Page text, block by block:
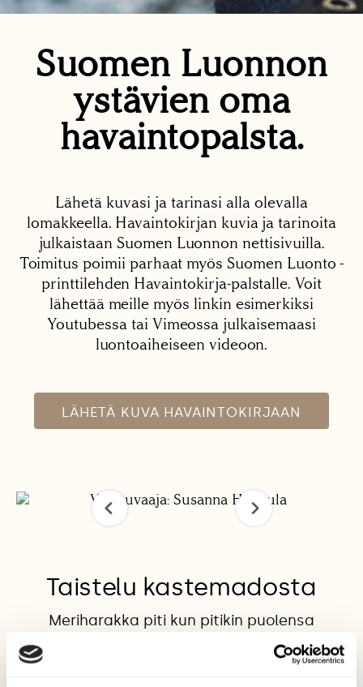
Suomen Luonnon
ystävien oma
havaintopalsta.
Lähetä kuvasi ja tarinasi alla olevalla
lomakkeella. Havaintokirjan kuvia ja tarinoita
julkaistaan Suomen Luonnon nettisivuilla.
Toimitus poimii parhaat myös Suomen Luonto -
printtilehden Havaintokirja-palstalle. Voit
lähettää meille myös linkin esimerkiksi
Youtubessa tai Vimeossa julkaisemaasi
luontoaiheiseen videoon.
LÄHETÄ KUVA HAVAINTOKIRJAAN
Taistelu kastemadosta
Meriharakka piti kun pitikin puolensa
naurulokin hyökkäyksessä ja sai pitää